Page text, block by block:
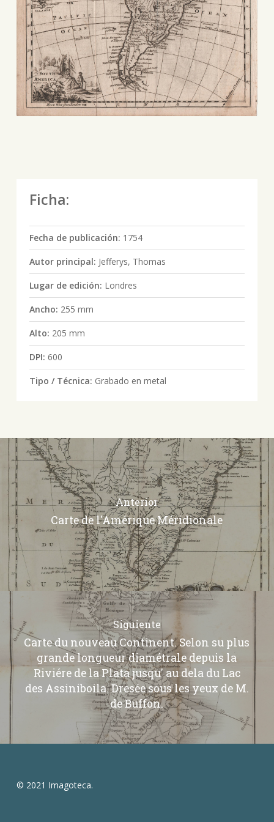
Ficha:
Fecha de publicación: 1754
Autor principal: Jefferys, Thomas
Lugar de edición: Londres
Ancho: 255 mm
Alto: 205 mm
DPI: 600
Tipo / Técnica: Grabado en metal
Anterior
Carte de l'Amérique Méridionale
Siguiente
Carte du nouveau Continent. Selon su plus
grande longueur diamétrale depuis la
Riviére de la Plata jusqu' au dela du Lac
des Assiniboila. Dresée sous les yeux de M.
de Buffon.
© 2021 Imagoteca.